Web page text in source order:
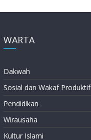
WARTA
Dakwah
Sosial dan Wakaf Produktif
Pendidikan
Wirausaha
Kultur Islami